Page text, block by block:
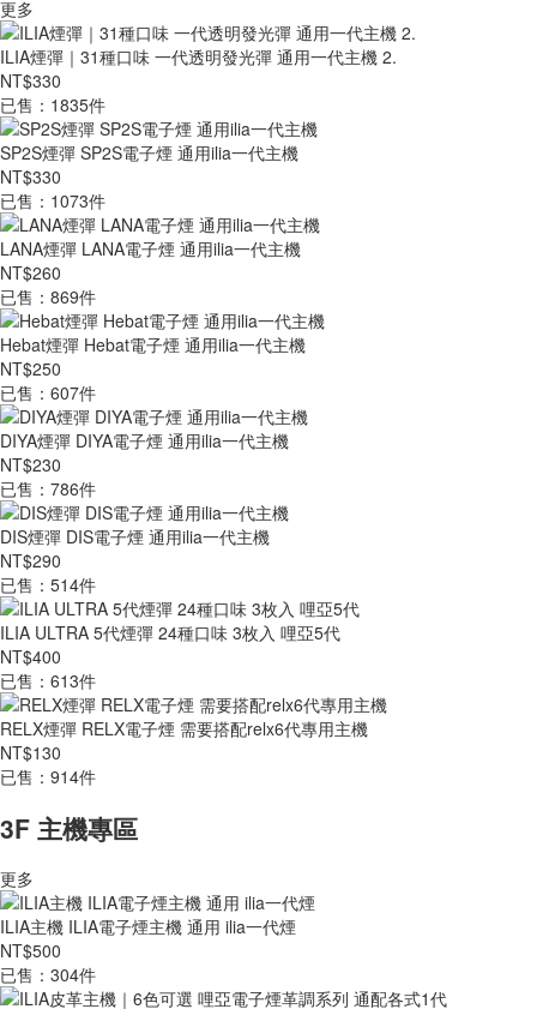
更多
ILIA煙彈｜31種口味 一代透明發光彈 通用一代主機 2.
NT$330
已售：1835件
SP2S煙彈 SP2S電子煙 通用ilia一代主機
NT$330
已售：1073件
LANA煙彈 LANA電子煙 通用ilia一代主機
NT$260
已售：869件
Hebat煙彈 Hebat電子煙 通用ilia一代主機
NT$250
已售：607件
DIYA煙彈 DIYA電子煙 通用ilia一代主機
NT$230
已售：786件
DIS煙彈 DIS電子煙 通用ilia一代主機
NT$290
已售：514件
ILIA ULTRA 5代煙彈 24種口味 3枚入 哩亞5代
NT$400
已售：613件
RELX煙彈 RELX電子煙 需要搭配relx6代專用主機
NT$130
已售：914件
3F 主機專區
更多
ILIA主機 ILIA電子煙主機 通用 ilia一代煙
NT$500
已售：304件